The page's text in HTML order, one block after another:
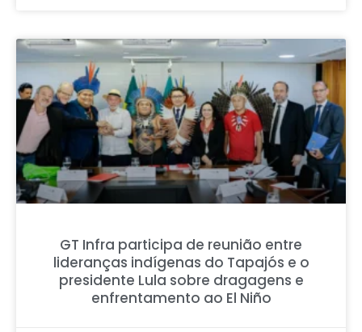
GT Infra participa de reunião entre
lideranças indígenas do Tapajós e o
presidente Lula sobre dragagens e
enfrentamento ao El Niño